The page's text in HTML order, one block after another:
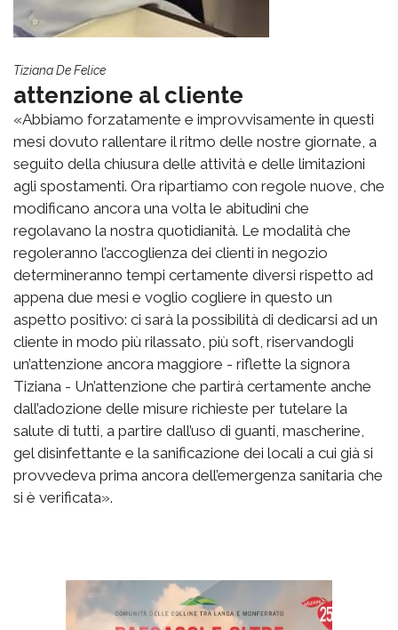
Tiziana De Felice
attenzione al cliente
«Abbiamo forzatamente e improvvisamente in questi
mesi dovuto rallentare il ritmo delle nostre giornate, a
seguito della chiusura delle attività e delle limitazioni
agli spostamenti. Ora ripartiamo con regole nuove, che
modificano ancora una volta le abitudini che
regolavano la nostra quotidianità. Le modalità che
regoleranno l’accoglienza dei clienti in negozio
determineranno tempi certamente diversi rispetto ad
appena due mesi e voglio cogliere in questo un
aspetto positivo: ci sarà la possibilità di dedicarsi ad un
cliente in modo più rilassato, più soft, riservandogli
un’attenzione ancora maggiore - riflette la signora
Tiziana - Un’attenzione che partirà certamente anche
dall’adozione delle misure richieste per tutelare la
salute di tutti, a partire dall’uso di guanti, mascherine,
gel disinfettante e la sanificazione dei locali a cui già si
provvedeva prima ancora dell’emergenza sanitaria che
si è verificata».